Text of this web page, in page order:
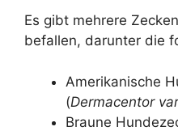
Es gibt mehrere
befallen, darunter die
Amerikanische
(Dermacentor
Braune